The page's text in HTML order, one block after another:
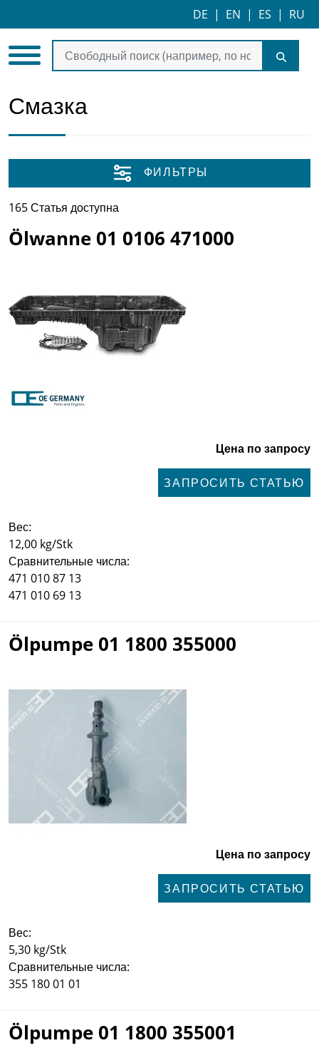
DE | EN | ES | RU
Смазка
ФИЛЬТРЫ
165 Статья доступна
Ölwanne 01 0106 471000
Цена по запросу
ЗАПРОСИТЬ СТАТЬЮ
Вес:
12,00 kg/Stk
Сравнительные числа:
471 010 87 13
471 010 69 13
Ölpumpe 01 1800 355000
Цена по запросу
ЗАПРОСИТЬ СТАТЬЮ
Вес:
5,30 kg/Stk
Сравнительные числа:
355 180 01 01
Ölpumpe 01 1800 355001